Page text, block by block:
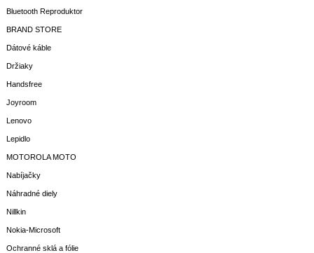
Bluetooth Reproduktor
BRAND STORE
Dátové káble
Držiaky
Handsfree
Joyroom
Lenovo
Lepidlo
MOTOROLA MOTO
Nabíjačky
Náhradné diely
Nillkin
Nokia-Microsoft
Ochranné sklá a fólie